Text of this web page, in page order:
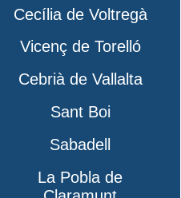
Cecília de Voltregà
Vicenç de Torelló
Cebrià de Vallalta
Sant Boi
Sabadell
La Pobla de